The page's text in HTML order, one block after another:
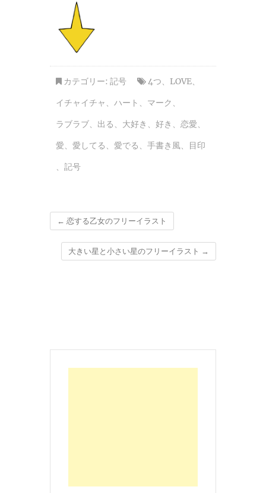
カテゴリー: 記号 4つ、 LOVE、
イチャイチャ 、 ハート 、 マーク 、
ラブラブ、 出る 、 大好き 、 好き 、 恋愛、
愛、 愛してる 、 愛でる 、 手書き風、
目印
、 記号
← 恋する乙女のフリーイラスト
大きい星と小さい星のフリーイラスト →